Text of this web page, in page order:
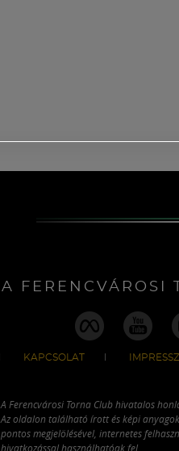
A FERENCVÁROSI
KAPCSOLAT
A Ferencvárosi Torna Club hivatalos
Az oldalon található írott és képi
pontos megjelölésével, internetes
hivatkozással használhatóak fel.